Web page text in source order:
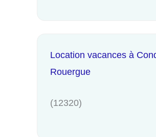
Location vacances à
Rouergue
(12320)